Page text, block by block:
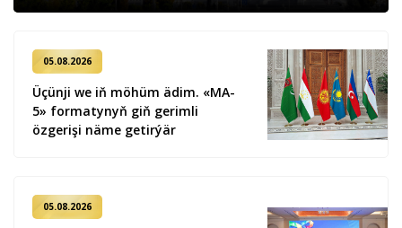
05.08.2026
Üçünji we iň möhüm ädim. «MA-
5» formatynyň giň gerimli
özgerişi näme getirýär
05.08.2026